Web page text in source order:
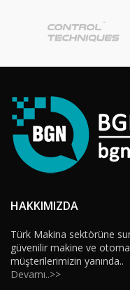
HAKKIMIZDA
Türk Makina sektörüne
güvenilir makine ve
müşterilerimizin yanında..
Devamı..>>